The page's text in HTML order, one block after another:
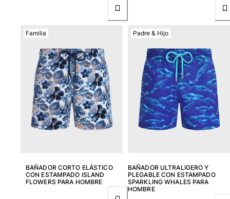
Ver todo Sombreros y Gorras
Toallas
Toalla de algodón
Pareo
Ver todo Toallas & pareo
Bolsas
Mini bolsos
Bolso tote
BAÑADOR CORTO ELÁSTICO
CON ESTAMPADO ISLAND
FLOWERS PARA HOMBRE
Familia
BAÑADOR ULTRALIGERO Y
PLEGABLE CON ESTAMPADO
SPARKLING WHALES PARA
HOMBRE
Padre & Hijo